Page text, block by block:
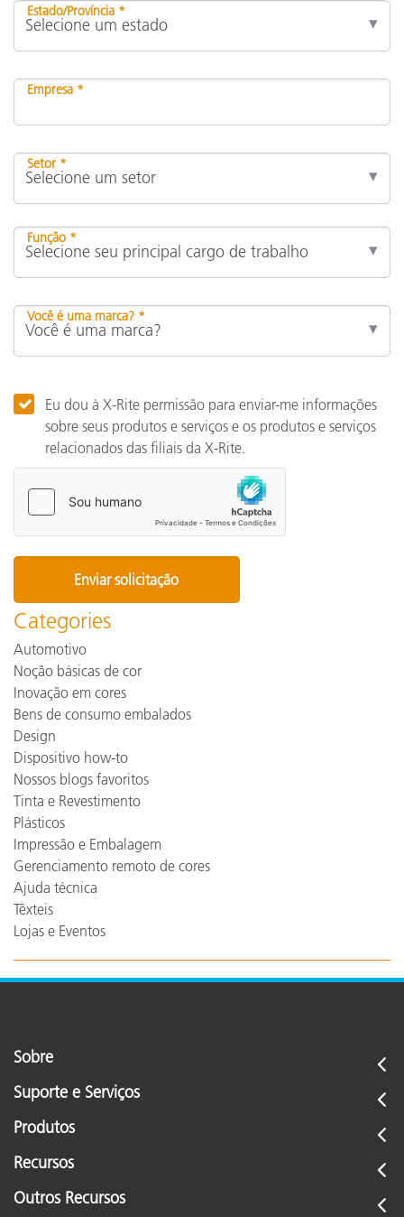
Estado/Província *
Empresa *
Setor *
Função *
Você é uma marca? *
Eu dou à X-Rite permissão para enviar-me informações
sobre seus produtos e serviços e os produtos e serviços
relacionados das filiais da X-Rite.
Categories
Automotivo
Noção básicas de cor
Inovação em cores
Bens de consumo embalados
Design
Dispositivo how-to
Nossos blogs favoritos
Tinta e Revestimento
Plásticos
Impressão e Embalagem
Gerenciamento remoto de cores
Ajuda técnica
Têxteis
Lojas e Eventos
Sobre
Suporte e Serviços
Produtos
Recursos
Outros Recursos